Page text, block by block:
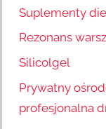
Suplementy
Rezonans
Silicolgel
Prywatny
profesjonalna